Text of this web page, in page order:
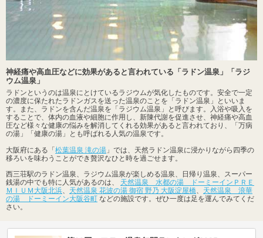
神経痛や高血圧などに効果があると言われている「ラドン温泉」「ラジ
ウム温泉」
ラドンというのは温泉にとけているラジウムが気化したものです。安全で一定
の濃度に保たれたラドンガスを送った温泉のことを「ラドン温泉」といいま
す。また、ラドンを含んだ温泉を「ラジウム温泉」と呼びます。入浴や吸入を
することで、体内の血液や細胞に作用し、新陳代謝を促進させ、神経痛や高血
圧など様々な健康の悩みを解消してくれる効果があると言われており、「万病
の湯」「健康の湯」とも呼ばれる人気の温泉です。
大阪府にある「松葉温泉 滝の湯 」では、天然ラドン温泉に浸かりながら四季の
移ろいを味わうことができ贅沢なひと時を過ごせます。
西三荘駅のラドン温泉、ラジウム温泉が楽しめる温泉、日帰り温泉、スーパー
銭湯の中でも特に人気があるのは、 天然温泉 水都の湯 ドーミーインＰＲＥ
ＭＩＵＭ大阪北浜
天然温泉 花波の湯 御宿 野乃 大阪淀屋橋
天然温泉 浪華
の湯 ドーミーイン大阪谷町 などの施設です。ぜひ一度は足を運んでみてくだ
さい。